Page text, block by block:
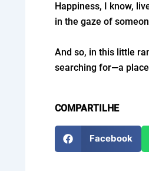
Happiness, I know,
in the gaze of
And so, in this little
searching for—a
COMPARTILHE
Facebook